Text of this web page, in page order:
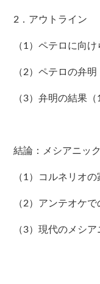
2．アウトライン
（1）ペテロに向
（2）ペテロの弁明
（3）弁明の結果（
結論：メシアニッ
（1）コルネリオ
（2）アンテオケで
（3）現代のメシ